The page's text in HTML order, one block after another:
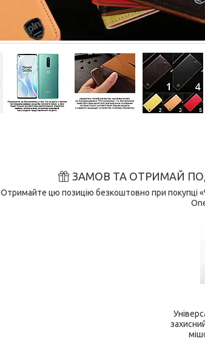
ЗАМОВ ТА ОТРИМАЙ
Отримайте цю позицію безкоштовно при покупці